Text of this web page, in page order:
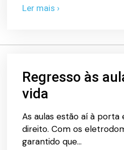
Ler mais ›
Regresso às
vida
As aulas estão aí à
direito. Com os
garantido que…